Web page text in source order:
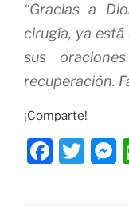
“Gracias a
cirugía, ya
sus
recuperación.
¡Comparte!
F
T